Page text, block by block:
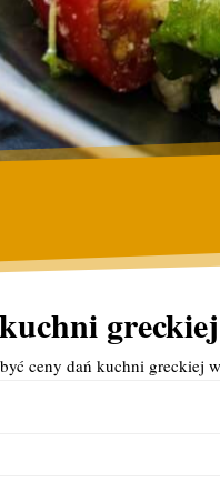
ceny dań kuchni greckiej